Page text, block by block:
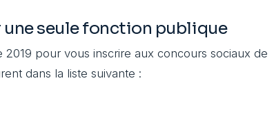
une seule fonction publique
2019 pour vous inscrire aux concours sociaux de
dans la liste suivante :